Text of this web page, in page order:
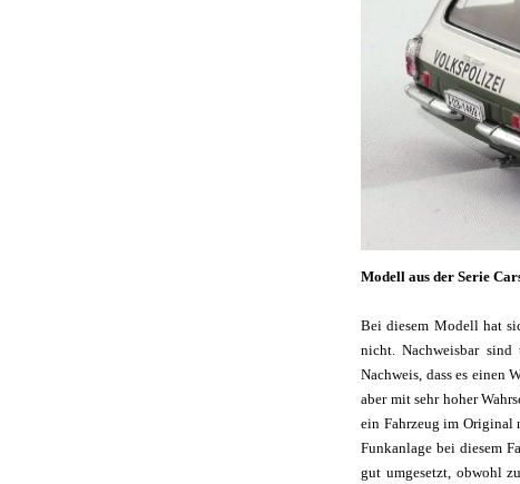
Modell aus der Serie
Bei diesem Modell hat
nicht. Nachweisbar
Nachweis, dass es einen
aber mit sehr hoher
ein Fahrzeug im Original
Funkanlage bei diesem
gut umgesetzt, obwohl